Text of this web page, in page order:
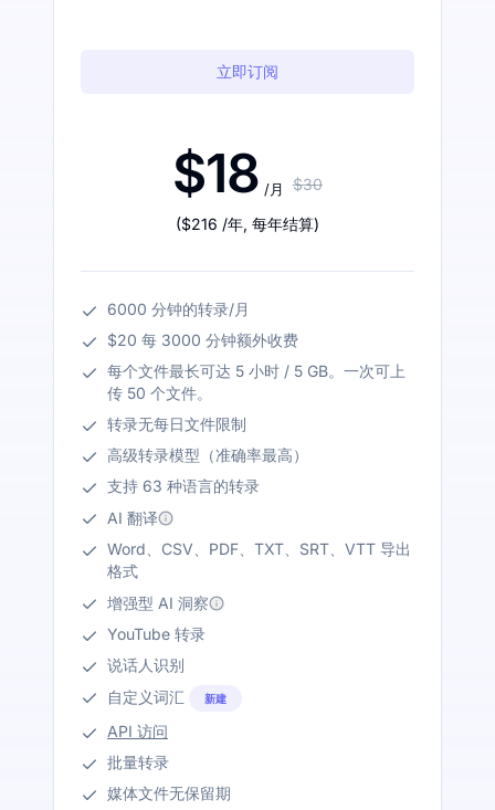
立即订阅
$18 /月 $30
($216 /年, 每年结算)
6000 分钟的转录/月
$20 每 3000 分钟额外收费
每个文件最长可达 5 小时 / 5 GB。一次可上
传 50 个文件。
转录无每日文件限制
高级转录模型（准确率最高）
支持 63 种语言的转录
AI 翻译
Word、CSV、PDF、TXT、SRT、VTT 导出
格式
增强型 AI 洞察
YouTube 转录
说话人识别
自定义词汇
新建
API 访问
批量转录
媒体文件无保留期